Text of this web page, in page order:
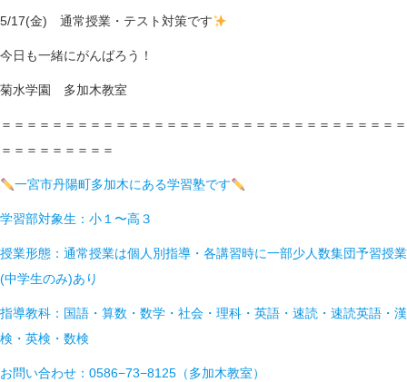
5/17(金) 通常授業・テスト対策です
今日も一緒にがんばろう！
菊水学園 多加木教室
＝＝＝＝＝＝＝＝＝＝＝＝＝＝＝＝＝＝＝＝＝＝＝＝＝＝＝＝＝＝＝＝
＝＝＝＝＝＝＝＝＝
一宮市丹陽町多加木にある学習塾です
学習部対象生：小１〜高３
授業形態：通常授業は個人別指導・各講習時に一部少人数集団予習授業
(中学生のみ)あり
指導教科：国語・算数・数学・社会・理科・英語・速読・速読英語・漢
検・英検・数検
お問い合わせ：0586−73−8125（多加木教室）